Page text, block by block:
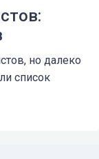
но далеко
список